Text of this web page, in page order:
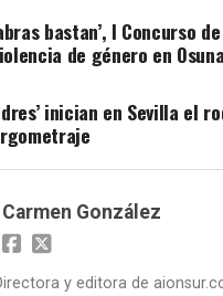
bastan’, I Concurso
de género en Osuna
inician en Sevilla el
Carmen González
y editora de